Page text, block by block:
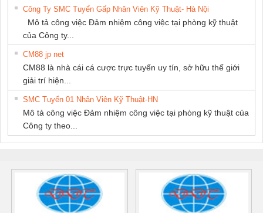
Công Ty SMC Tuyển Gấp Nhân Viên Kỹ Thuật- Hà Nội
Mô tả công việc Đảm nhiệm công việc tại phòng kỹ thuật
của Công ty...
CM88 jp net
CM88 là nhà cái cá cược trực tuyến uy tín, sở hữu thế giới
giải trí hiện...
SMC Tuyển 01 Nhân Viên Kỹ Thuật-HN
Mô tả công việc Đảm nhiệm công việc tại phòng kỹ thuật của
Công ty theo...